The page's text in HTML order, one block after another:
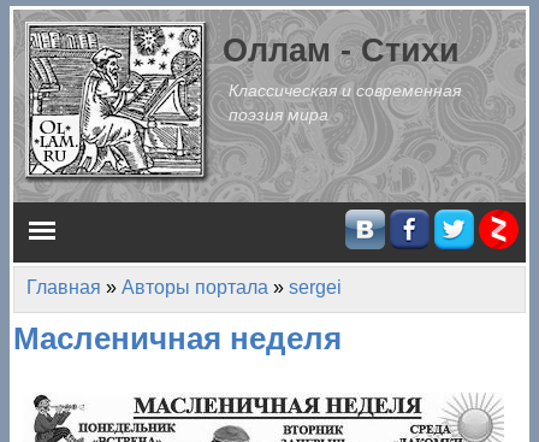
Перейти к основному содержанию
Оллам - Стихи
Классическая и современная
поэзия мира
Главное меню
Вы здесь
Главная » Авторы портала » sergei
Масленичная неделя